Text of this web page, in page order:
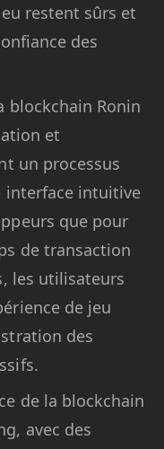
restent sûrs et
des
blockchain Ronin
et
un processus
interface intuitive
que pour
de transaction
les utilisateurs
de jeu
des
de la blockchain
avec des